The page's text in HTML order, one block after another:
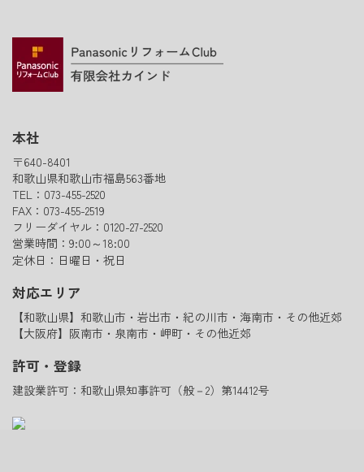
本社
〒640-8401
和歌山県和歌山市福島563番地
TEL：073-455-2520
FAX：073-455-2519
フリーダイヤル：0120-27-2520
営業時間：9:00～18:00
定休日：日曜日・祝日
対応エリア
【和歌山県】和歌山市・岩出市・紀の川市・海南市・その他近郊
【大阪府】阪南市・泉南市・岬町・その他近郊
許可・登録
建設業許可：和歌山県知事許可（般－2）第14412号